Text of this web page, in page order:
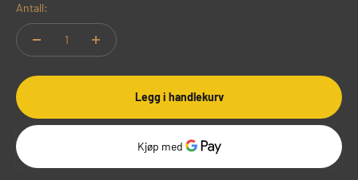
Antall:
Legg i handlekurv